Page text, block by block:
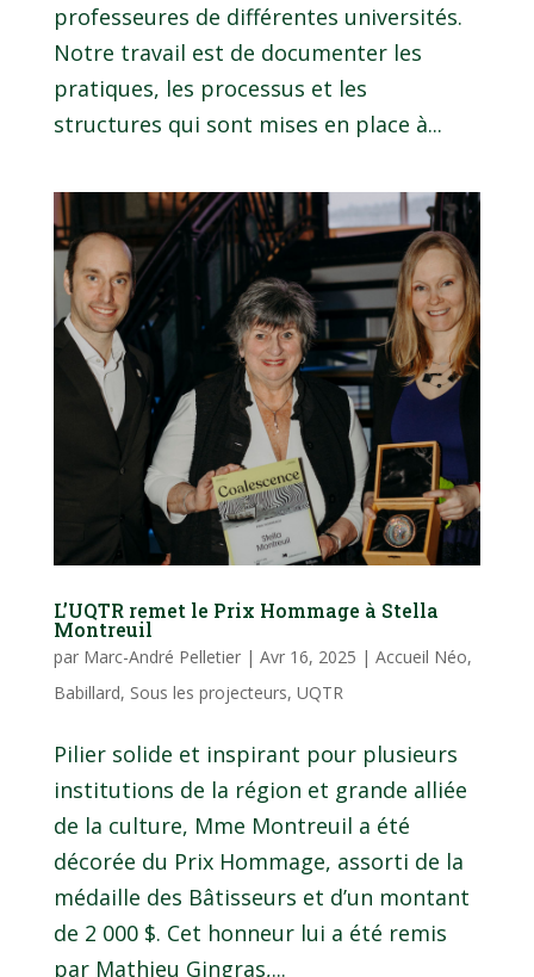
professeures de différentes universités.
Notre travail est de documenter les
pratiques, les processus et les
structures qui sont mises en place à...
L’UQTR remet le Prix Hommage à Stella
Montreuil
par Marc-André Pelletier| Avr 16, 2025 | Accueil Néo,
Babillard, Sous les projecteurs, UQTR
Pilier solide et inspirant pour plusieurs
institutions de la région et grande alliée
de la culture, Mme Montreuil a été
décorée du Prix Hommage, assorti de la
médaille des Bâtisseurs et d’un montant
de 2 000 $. Cet honneur lui a été remis
par Mathieu Gingras,...